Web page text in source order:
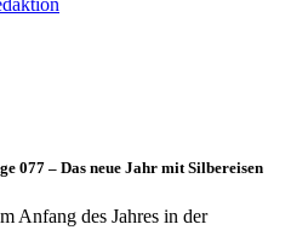
077 – Das neue Jahr mit Silbereisen
Anfang des Jahres in der